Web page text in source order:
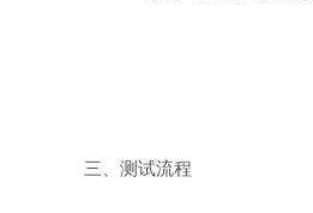
三、测试流程